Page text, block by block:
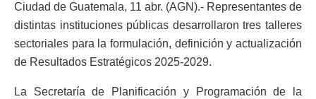
Ciudad de Guatemala, 11 abr. (AGN).- Representantes de
distintas instituciones públicas desarrollaron tres talleres
sectoriales para la formulación, definición y actualización
de Resultados Estratégicos 2025-2029.
La Secretaría de Planificación y Programación de la